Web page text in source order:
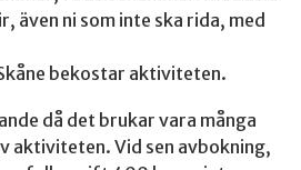
även ni som inte ska rida, med
bekostar aktiviteten.
då det brukar vara många
aktiviteten. Vid sen avbokning,